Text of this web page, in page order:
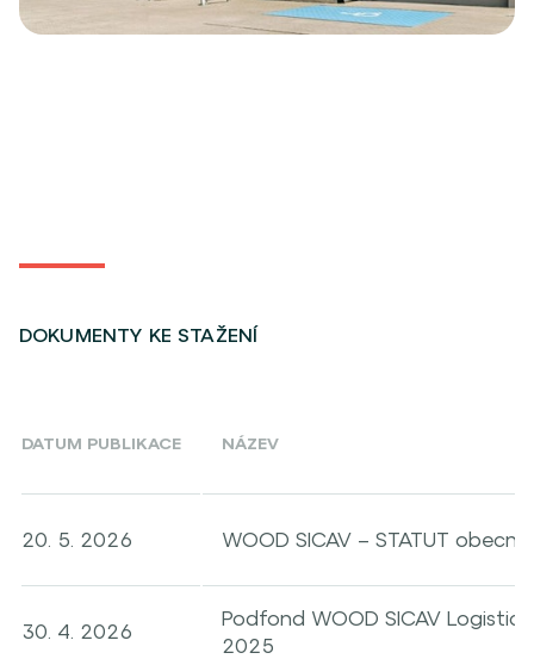
DOKUMENTY KE STAŽENÍ
DATUM PUBLIKACE NÁZEV
20. 5. 2026 WOOD SICAV – STATUT
30. 4. 2026
Podfond WOOD SICAV
2025